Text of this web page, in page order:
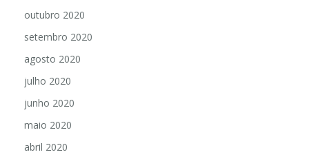
outubro 2020
setembro 2020
agosto 2020
julho 2020
junho 2020
maio 2020
abril 2020